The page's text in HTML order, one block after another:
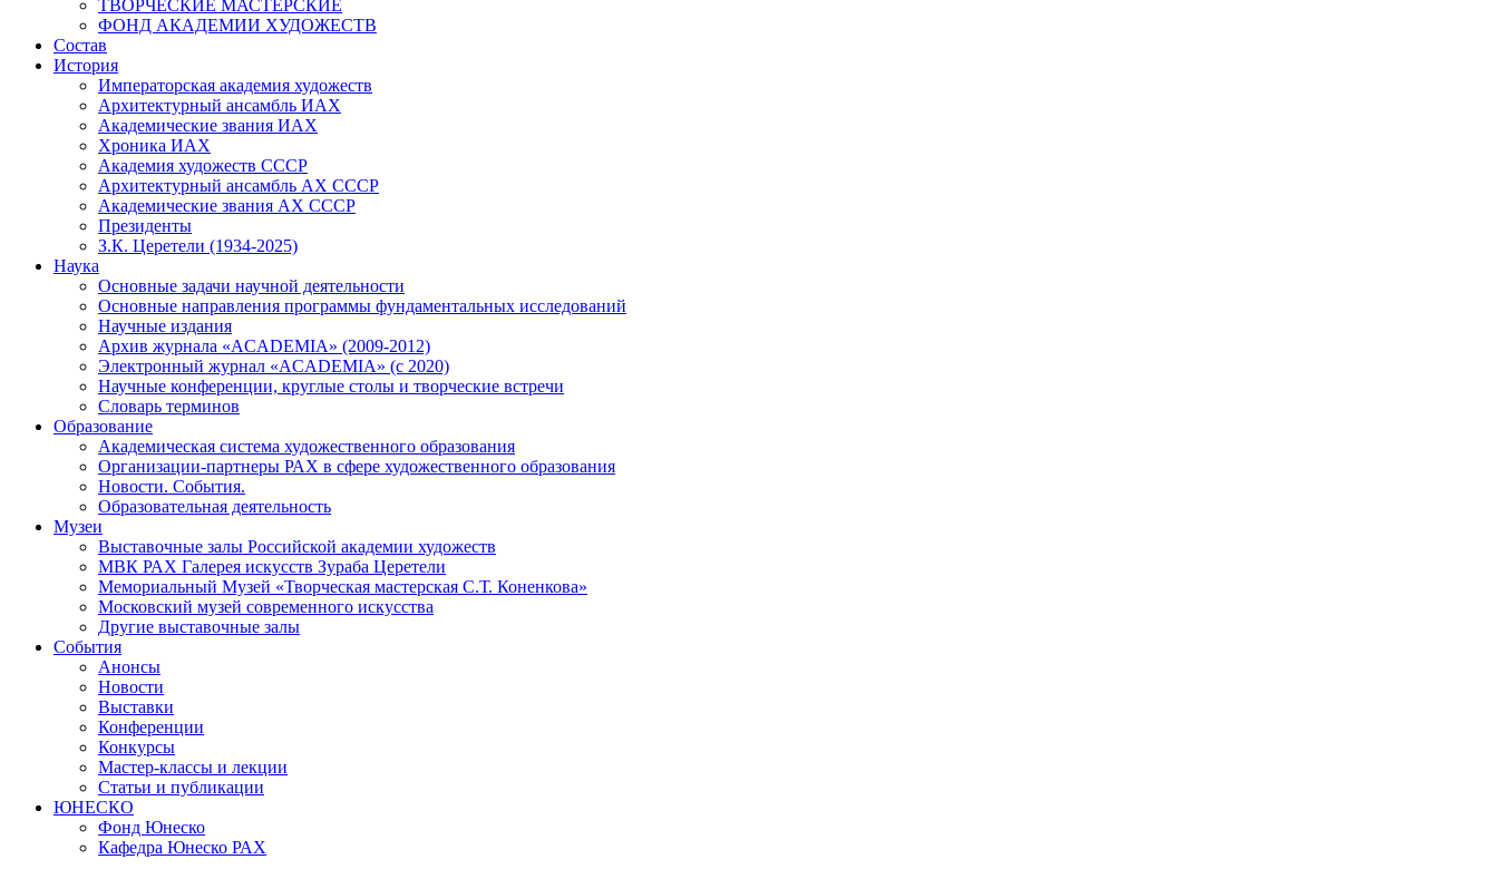
ТВОРЧЕСКИЕ МАСТЕРСКИЕ
ФОНД АКАДЕМИИ ХУДОЖЕСТВ
Состав
История
Императорская академия художеств
Архитектурный ансамбль ИАХ
Академические звания ИАХ
Хроника ИАХ
Академия художеств СССР
Архитектурный ансамбль АХ СССР
Академические звания АХ СССР
Президенты
З.К. Церетели (1934-2025)
Наука
Основные задачи научной деятельности
Основные направления программы фундаментальных исследований
Научные издания
Архив журнала «ACADEMIA» (2009-2012)
Электронный журнал «ACADEMIA» (с 2020)
Научные конференции, круглые столы и творческие встречи
Словарь терминов
Образование
Академическая система художественного образования
Организации-партнеры РАХ в сфере художественного образования
Новости. События.
Образовательная деятельность
Музеи
Выставочные залы Российской академии художеств
МВК РАХ Галерея искусств Зураба Церетели
Мемориальный Музей «Творческая мастерская С.Т. Коненкова»
Московский музей современного искусства
Другие выставочные залы
События
Анонсы
Новости
Выставки
Конференции
Конкурсы
Мастер-классы и лекции
Статьи и публикации
ЮНЕСКО
Фонд Юнеско
Кафедра Юнеско РАХ